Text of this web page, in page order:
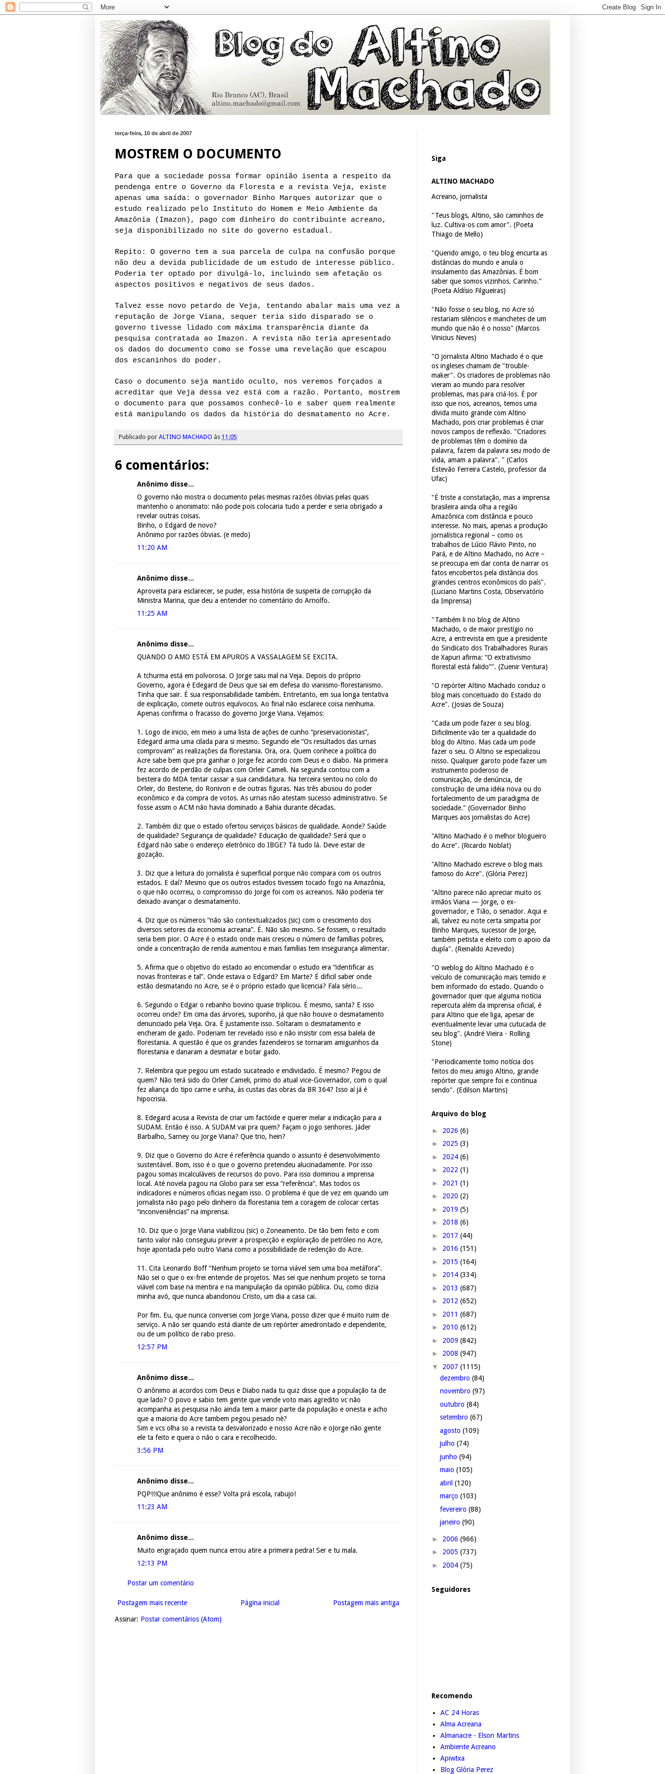
terça-feira, 10 de abril de 2007
MOSTREM O DOCUMENTO
Para que a sociedade possa formar opinião isenta a respeito da
pendenga entre o Governo da Floresta e a revista Veja, existe
apenas uma saída: o governador Binho Marques autorizar que o
estudo realizado pelo Instituto do Homem e Meio Ambiente da
Amazônia (Imazon), pago com dinheiro do contribuinte acreano,
seja disponibilizado no site do governo estadual.
Repito: O governo tem a sua parcela de culpa na confusão porque
não deu a devida publicidade de um estudo de interesse público.
Poderia ter optado por divulgá-lo, incluindo sem afetação os
aspectos positivos e negativos de seus dados.
Talvez esse novo petardo de Veja, tentando abalar mais uma vez a
reputação de Jorge Viana, sequer teria sido disparado se o
governo tivesse lidado com máxima transparência diante da
pesquisa contratada ao Imazon. A revista não teria apresentado
os dados do documento como se fosse uma revelação que escapou
dos escaninhos do poder.
Caso o documento seja mantido oculto, nos veremos forçados a
acreditar que Veja dessa vez está com a razão.
Portanto, mostrem
o documento para que possamos conhecê-lo e saber quem realmente
está manipulando os dados da história do desmatamento no Acre.
Publicado por ALTINO MACHADO às 11:05
6 comentários:
Anônimo disse...
O governo não mostra o documento pelas mesmas razões óbvias pelas quais
mantenho o anonimato: não pode pois colocaria tudo a perder e seria obrigado a
revelar outras coisas.
Binho, o Edgard de novo?
Anônimo por razões óbvias. (e medo)
11:20 AM
Anônimo disse...
Aproveita para esclarecer, se puder, essa história de suspeita de corrupção da
Ministra Marina, que deu a entender no comentário do Arnolfo.
11:25 AM
Anônimo disse...
QUANDO O AMO ESTÁ EM APUROS A VASSALAGEM SE EXCITA.
A tchurma está em polvorosa. O Jorge saiu mal na Veja. Depois do próprio
Governo, agora é Edegard de Deus que sai em defesa do vianismo-florestanismo.
Tinha que sair. É sua responsabilidade também. Entretanto, em sua longa tentativa
de explicação, comete outros equívocos. Ao final não esclarece coisa nenhuma.
Apenas confirma o fracasso do governo Jorge Viana. Vejamos:
1. Logo de inicio, em meio a uma lista de ações de cunho “preservacionistas”,
Edegard arma uma cilada para si mesmo. Segundo ele “Os resultados das urnas
comprovam” as realizações da florestania. Ora, ora. Quem conhece a política do
Acre sabe bem que pra ganhar o Jorge fez acordo com Deus e o diabo. Na primeira
fez acordo de perdão de culpas com Orleir Cameli. Na segunda contou com a
besteira do MDA tentar cassar a sua candidatura. Na terceira sentou no colo do
Orleir, do Bestene, do Ronivon e de outras figuras. Nas três abusou do poder
econômico e da compra de votos. As urnas não atestam sucesso administrativo. Se
fosse assim o ACM não havia dominado a Bahia durante décadas.
2. Também diz que o estado ofertou serviços básicos de qualidade. Aonde? Saúde
de qualidade? Segurança de qualidade? Educação de qualidade? Será que o
Edgard não sabe o endereço eletrônico do IBGE? Tá tudo lá. Deve estar de
gozação.
3. Diz que a leitura do jornalista é superficial porque não compara com os outros
estados. E daí? Mesmo que os outros estados tivessem tocado fogo na Amazônia,
o que não ocorreu, o compromisso do Jorge foi com os acreanos. Não poderia ter
deixado avançar o desmatamento.
4. Diz que os números “não são contextualizados (sic) com o crescimento dos
diversos setores da economia acreana”. É. Não são mesmo. Se fossem, o resultado
seria bem pior. O Acre é o estado onde mais cresceu o número de famílias pobres,
onde a concentração de renda aumentou e mais famílias tem insegurança alimentar.
5. Afirma que o objetivo do estado ao encomendar o estudo era “identificar as
novas fronteiras e tal”. Onde estava o Edgard? Em Marte? É dificil saber onde
estão desmatando no Acre, se é o próprio estado que licencia? Fala sério...
6. Segundo o Edgar o rebanho bovino quase triplicou. É mesmo, santa? E isso
ocorreu onde? Em cima das árvores, suponho, já que não houve o desmatamento
denunciado pela Veja. Ora. É justamente isso. Soltaram o desmatamento e
encheram de gado. Poderiam ter revelado isso e não insistir com essa balela de
florestania. A questão é que os grandes fazendeiros se tornaram amiguinhos da
florestania e danaram a desmatar e botar gado.
7. Relembra que pegou um estado sucateado e endividado. É mesmo? Pegou de
quem? Não terá sido do Orleir Cameli, primo do atual vice-Governador, com o qual
fez aliança do tipo carne e unha, às custas das obras da BR 364? Isso aí já é
hipocrisia.
8. Edegard acusa a Revista de criar um factóide e querer melar a indicação para a
SUDAM. Então é isso. A SUDAM vai pra quem? Façam o jogo senhores. Jáder
Barbalho, Sarney ou Jorge Viana? Que trio, hein?
9. Diz que o Governo do Acre é referência quando o assunto é desenvolvimento
sustentável. Bom, isso é o que o governo pretendeu alucinadamente. Por isso
pagou somas incalculáveis de recursos do povo. Para isso dominou a imprensa
local. Até novela pagou na Globo para ser essa “referência”. Mas todos os
indicadores e números oficias negam isso. O problema é que de vez em quando um
jornalista não pago pelo dinheiro da florestania tem a coragem de colocar certas
“inconveniências” na imprensa.
10. Diz que o Jorge Viana viabilizou (sic) o Zoneamento. De tão bem feito e com
tanto valor não conseguiu prever a prospecção e exploração de petróleo no Acre,
hoje apontada pelo outro Viana como a possibilidade de redenção do Acre.
11. Cita Leonardo Boff “Nenhum projeto se torna viável sem uma boa metáfora”.
Não sei o que o ex-frei entende de projetos. Mas sei que nenhum projeto se torna
viável com base na mentira e na manipulação da opinião pública. Ou, como dizia
minha avó, que nunca abandonou Cristo, um dia a casa cai.
Por fim. Eu, que nunca conversei com Jorge Viana, posso dizer que é muito ruim de
serviço. A não ser quando está diante de um repórter amedrontado e dependente,
ou de um político de rabo preso.
12:57 PM
Anônimo disse...
O anônimo ai acordos com Deus e Diabo nada tu quiz disse que a população ta de
que lado? O povo e sabio tem gente que vende voto mais agredito vc não
acompanha as pesquisa não ainda tem a maior parte da população e onesta e acho
que a maioria do Acre tambem pegou pesado nè?
Sim e vcs olha so a revista ta desvalorizado e nosso Acre não e oJorge não gente
ele ta feito e quera o não o cara e recolhecido.
3:56 PM
Anônimo disse...
PQP!!!Que anônimo é esse? Volta prá escola, rabujo!
11:23 AM
Anônimo disse...
Muito engraçado quem nunca errou atire a primeira pedra! Ser e tu mala.
12:13 PM
Postar um comentário
Postagem mais recente Postagem mais antiga
Página inicial
Assinar: Postar comentários (Atom)
Siga
ALTINO MACHADO
Acreano, jornalista
"Teus blogs, Altino, são caminhos de
luz. Cultiva-os com amor". (Poeta
Thiago de Mello)
"Querido amigo, o teu blog encurta as
distâncias do mundo e anula o
insulamento das Amazônias. É bom
saber que somos vizinhos. Carinho."
(Poeta Aldísio Filgueiras)
"Não fosse o seu blog, no Acre só
restariam silêncios e manchetes de um
mundo que não é o nosso" (Marcos
Vinicius Neves)
"O jornalista Altino Machado é o que
os ingleses chamam de "trouble-
maker". Os criadores de problemas não
vieram ao mundo para resolver
problemas, mas para criá-los. É por
isso que nos, acreanos, temos uma
dívida muito grande com Altino
Machado, pois criar problemas é criar
novos campos de reflexão. "Criadores
de problemas têm o domínio da
palavra, fazem da palavra seu modo de
vida, amam a palavra". " (Carlos
Estevão Ferreira Castelo, professor da
Ufac)
"É triste a constatação, mas a imprensa
brasileira ainda olha a região
Amazônica com distância e pouco
interesse. No mais, apenas a produção
jornalística regional – como os
trabalhos de Lúcio Flávio Pinto, no
Pará, e de Altino Machado, no Acre –
se preocupa em dar conta de narrar os
fatos encobertos pela distância dos
grandes centros econômicos do país".
(Luciano Martins Costa, Observatório
da Imprensa)
"Também li no blog de Altino
Machado, o de maior prestígio no
Acre, a entrevista em que a presidente
do Sindicato dos Trabalhadores Rurais
de Xapuri afirma: “O extrativismo
florestal está falido”". (Zuenir Ventura)
"O repórter Altino Machado conduz o
blog mais conceituado do Estado do
Acre". (Josias de Souza)
"Cada um pode fazer o seu blog.
Dificilmente vão ter a qualidade do
blog do Altino. Mas cada um pode
fazer o seu. O Altino se especializou
nisso. Qualquer garoto pode fazer um
instrumento poderoso de
comunicação, de denúncia, de
construção de uma idéia nova ou do
fortalecimento de um paradigma de
sociedade." (Governador Binho
Marques aos jornalistas do Acre)
"Altino Machado é o melhor blogueiro
do Acre". (Ricardo Noblat)
"Altino Machado escreve o blog mais
famoso do Acre". (Glória Perez)
"Altino parece não apreciar muito os
irmãos Viana — Jorge, o ex-
governador, e Tião, o senador. Aqui e
ali, talvez eu note certa simpatia por
Binho Marques, sucessor de Jorge,
também petista e eleito com o apoio da
dupla". (Reinaldo Azevedo)
"O weblog do Altino Machado é o
veículo de comunicação mais temido e
bem informado do estado. Quando o
governador quer que alguma notícia
repercuta além da imprensa oficial, é
para Altino que ele liga, apesar de
eventualmente levar uma cutucada de
seu blog". (André Vieira - Rolling
Stone)
"Periodicamente tomo notícia dos
feitos do meu amigo Altino, grande
repórter que sempre foi e continua
sendo". (Edilson Martins)
Arquivo do blog
► 2026 (6)
► 2025 (3)
► 2024 (6)
► 2022 (1)
► 2021 (1)
► 2020 (2)
► 2019 (5)
► 2018 (6)
► 2017 (44)
► 2016 (151)
► 2015 (164)
► 2014 (334)
► 2013 (687)
► 2012 (652)
► 2011 (687)
► 2010 (612)
► 2009 (842)
► 2008 (947)
▼ 2007 (1115)
dezembro (84)
novembro (97)
outubro (84)
setembro (67)
agosto (109)
julho (74)
junho (94)
maio (105)
abril (120)
março (103)
fevereiro (88)
janeiro (90)
► 2006 (966)
► 2005 (737)
► 2004 (75)
Seguidores
Recomendo
AC 24 Horas
Alma Acreana
Almanacre - Elson Martins
Ambiente Acreano
Apiwtxa
Blog Glória Perez